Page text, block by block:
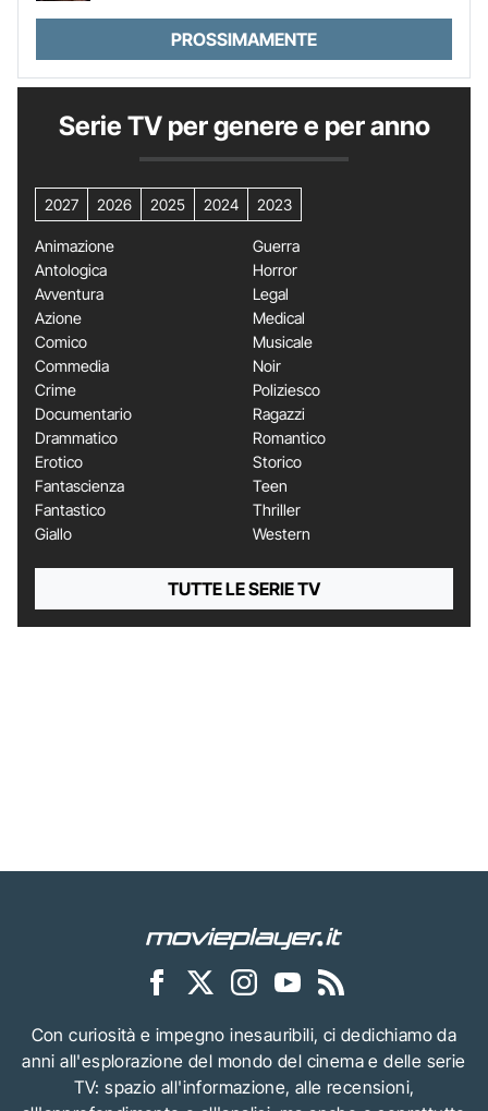
PROSSIMAMENTE
Serie TV per genere e per anno
2027 2026 2025 2024 2023
Animazione
Antologica
Avventura
Azione
Comico
Commedia
Crime
Documentario
Drammatico
Erotico
Fantascienza
Fantastico
Giallo
Guerra
Horror
Legal
Medical
Musicale
Noir
Poliziesco
Ragazzi
Romantico
Storico
Teen
Thriller
Western
TUTTE LE SERIE TV
Con curiosità e impegno inesauribili, ci dedichiamo da
anni all'esplorazione del mondo del cinema e delle serie
TV: spazio all'informazione, alle recensioni,